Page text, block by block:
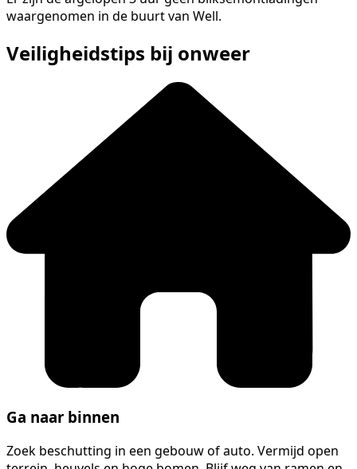
waargenomen in de buurt van Well.
Veiligheidstips bij onweer
Ga naar binnen
Zoek beschutting in een gebouw of auto. Vermijd open